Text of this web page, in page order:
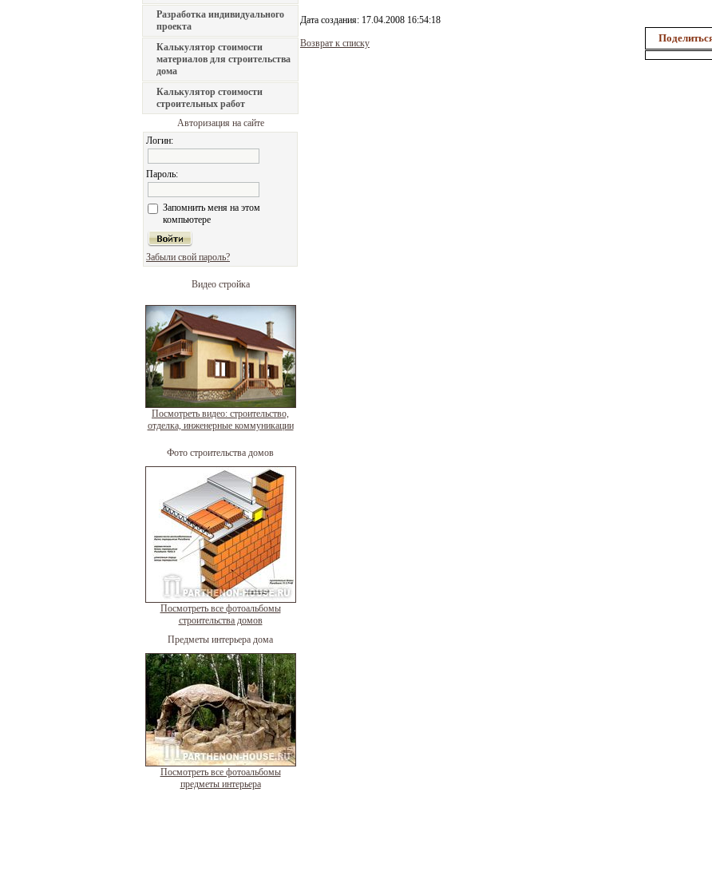
Разработка индивидуального
проекта
Калькулятор стоимости
материалов для строительства
дома
Калькулятор стоимости
строительных работ
Авторизация на сайте
Логин:
Пароль:
Запомнить меня на этом
компьютере
Забыли свой пароль?
Видео стройка
Посмотреть видео: строительство,
отделка, инженерные коммуникации
Фото строительства домов
Посмотреть все фотоальбомы
строительства домов
Предметы интерьера дома
Посмотреть все фотоальбомы
предметы интерьера
Дата создания: 17.04.2008 16:54:18
Возврат к списку